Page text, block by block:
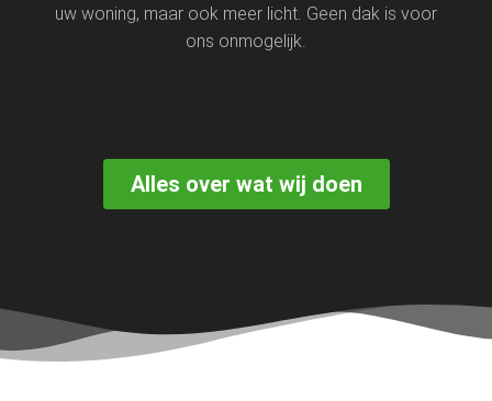
uw woning, maar ook meer licht. Geen dak is voor
ons onmogelijk.
Alles over wat wij doen